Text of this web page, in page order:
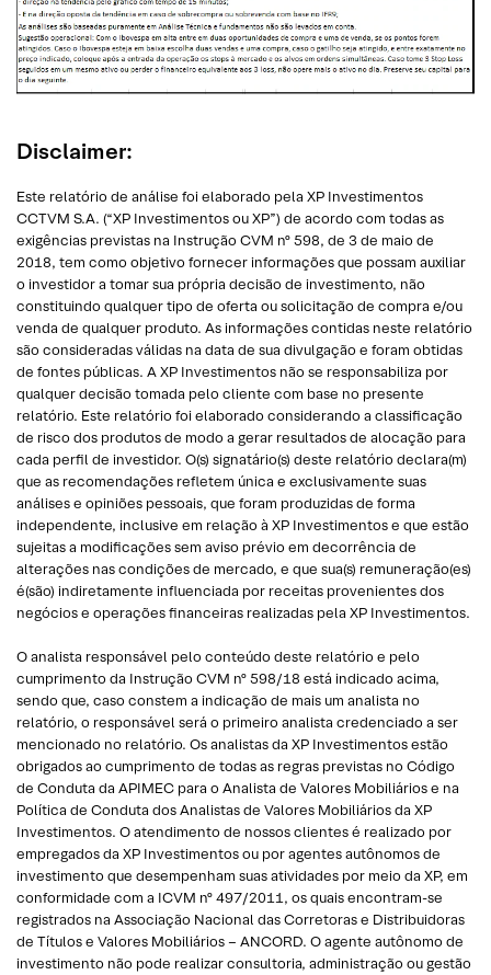
Disclaimer:
Este relatório de análise foi elaborado pela XP Investimentos
CCTVM S.A. (“XP Investimentos ou XP”) de acordo com todas as
exigências previstas na Instrução CVM nº 598, de 3 de maio de
2018, tem como objetivo fornecer informações que possam auxiliar
o investidor a tomar sua própria decisão de investimento, não
constituindo qualquer tipo de oferta ou solicitação de compra e/ou
venda de qualquer produto. As informações contidas neste relatório
são consideradas válidas na data de sua divulgação e foram obtidas
de fontes públicas. A XP Investimentos não se responsabiliza por
qualquer decisão tomada pelo cliente com base no presente
relatório. Este relatório foi elaborado considerando a classificação
de risco dos produtos de modo a gerar resultados de alocação para
cada perfil de investidor. O(s) signatário(s) deste relatório declara(m)
que as recomendações refletem única e exclusivamente suas
análises e opiniões pessoais, que foram produzidas de forma
independente, inclusive em relação à XP Investimentos e que estão
sujeitas a modificações sem aviso prévio em decorrência de
alterações nas condições de mercado, e que sua(s) remuneração(es)
é(são) indiretamente influenciada por receitas provenientes dos
negócios e operações financeiras realizadas pela XP Investimentos.
O analista responsável pelo conteúdo deste relatório e pelo
cumprimento da Instrução CVM nº 598/18 está indicado acima,
sendo que, caso constem a indicação de mais um analista no
relatório, o responsável será o primeiro analista credenciado a ser
mencionado no relatório. Os analistas da XP Investimentos estão
obrigados ao cumprimento de todas as regras previstas no Código
de Conduta da APIMEC para o Analista de Valores Mobiliários e na
Política de Conduta dos Analistas de Valores Mobiliários da XP
Investimentos. O atendimento de nossos clientes é realizado por
empregados da XP Investimentos ou por agentes autônomos de
investimento que desempenham suas atividades por meio da XP, em
conformidade com a ICVM nº 497/2011, os quais encontram-se
registrados na Associação Nacional das Corretoras e Distribuidoras
de Títulos e Valores Mobiliários – ANCORD. O agente autônomo de
investimento não pode realizar consultoria, administração ou gestão